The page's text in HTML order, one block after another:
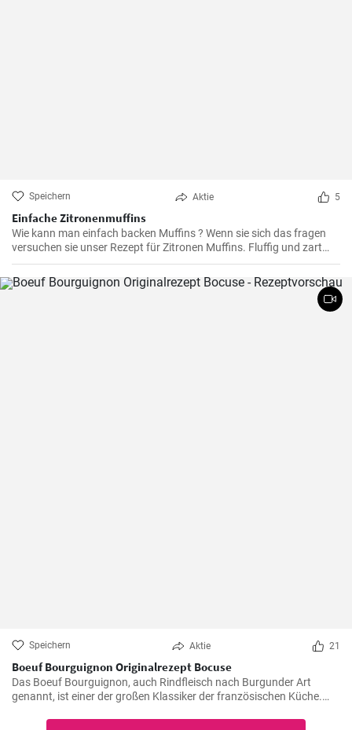
Speichern Aktie 5
Einfache Zitronenmuffins
Wie kann man einfach backen Muffins ? Wenn sie sich das fragen
versuchen sie unser Rezept für Zitronen Muffins. Fluffig und zart
voller Zitronenaroma zergehen sie auf der Zunge - Ihre Kinder und
Gäste werden sie lieben .
Speichern Aktie 21
Boeuf Bourguignon Originalrezept Bocuse
Das Boeuf Bourguignon, auch Rindfleisch nach Burgunder Art
genannt, ist einer der großen Klassiker der französischen Küche.
gleichnamigen Rotweins, wo das Rindfleisch langsam gegart wird.